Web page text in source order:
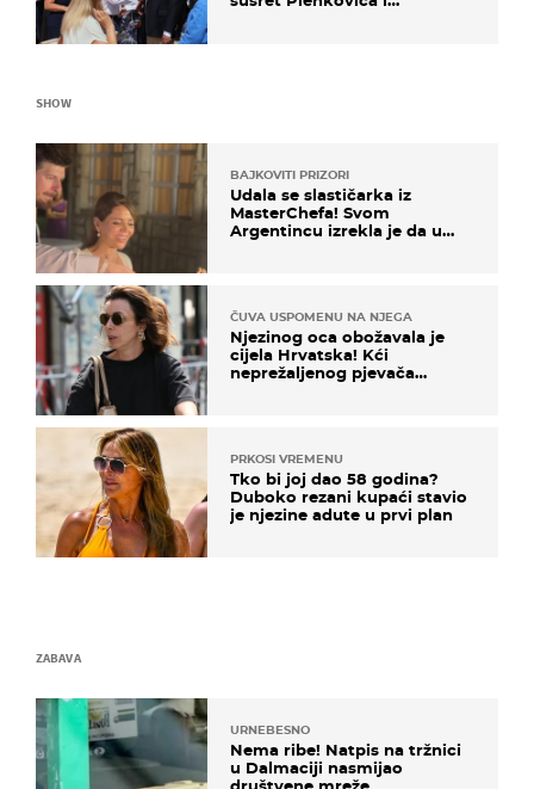
SHOW
BAJKOVITI PRIZORI
Udala se slastičarka iz
MasterChefa! Svom
Argentincu izrekla je da u
ČUVA USPOMENU NA NJEGA
Njezinog oca obožavala je
cijela Hrvatska! Kći
neprežaljenog pjevača
PRKOSI VREMENU
Tko bi joj dao 58 godina?
Duboko rezani kupaći stavio
je njezine adute u prvi plan
ZABAVA
URNEBESNO
Nema ribe! Natpis na tržnici
u Dalmaciji nasmijao